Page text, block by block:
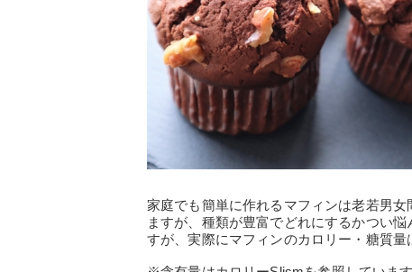
家庭でも簡単に作れるマフィンは老若男
ますが、種類が豊富でどれにするかつい
すが、実際にマフィンのカロリー・糖質量